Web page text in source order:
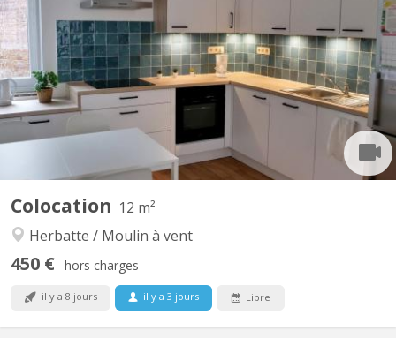
Colocation 12 m²
Herbatte / Moulin à vent
450 € hors charges
il y a 8 jours il y a 3 jours Libre
Cette colocation dans une maison entièrement meublée de
120m² rénovée en 2021 et 2022 ravira les étudiants et
travailleurs qui cherchent un endroit spacieux et convivial pour
vivre. Une des chambres de 12m² de la colocation se libère dans
la colocation. Lumineuse et mansardée, elle est située au...